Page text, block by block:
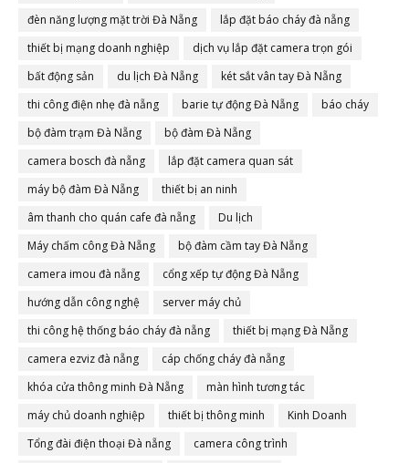
đèn năng lượng mặt trời Đà Nẵng
lắp đặt báo cháy đà nẵng
thiết bị mạng doanh nghiệp
dịch vụ lắp đặt camera trọn gói
bất động sản
du lịch Đà Nẵng
két sắt vân tay Đà Nẵng
thi công điện nhẹ đà nẵng
barie tự động Đà Nẵng
báo cháy
bộ đàm trạm Đà Nẵng
bộ đàm Đà Nẵng
camera bosch đà nẵng
lắp đặt camera quan sát
máy bộ đàm Đà Nẵng
thiết bị an ninh
âm thanh cho quán cafe đà nẵng
Du lịch
Máy chấm công Đà Nẵng
bộ đàm cầm tay Đà Nẵng
camera imou đà nẵng
cổng xếp tự động Đà Nẵng
hướng dẫn công nghệ
server máy chủ
thi công hệ thống báo cháy đà nẵng
thiết bị mạng Đà Nẵng
camera ezviz đà nẵng
cáp chống cháy đà nẵng
khóa cửa thông minh Đà Nẵng
màn hình tương tác
máy chủ doanh nghiệp
thiết bị thông minh
Kinh Doanh
Tổng đài điện thoại Đà nẵng
camera công trình